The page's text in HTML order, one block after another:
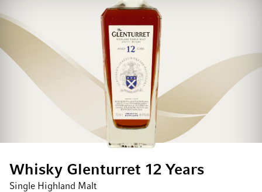
Whisky Glenturret 12 Years
Single Highland Malt